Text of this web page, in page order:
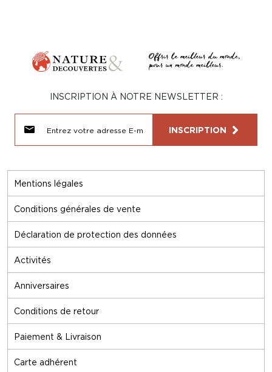
Mentions légales
Conditions générales de vente
Déclaration de protection des données
Activités
Anniversaires
Conditions de retour
Paiement & Livraison
Carte adhérent
INSCRIPTION À NOTRE NEWSLETTER :
INSCRIPTION